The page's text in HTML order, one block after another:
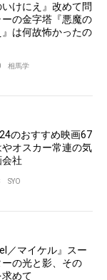
いけにえ』改めて問
ーの金字塔『悪魔の
』は何故怖かったの
相馬学
のおすすめ映画67
オスカー常連の気
社
SYO
／マイケル』スー
の光と影、その
求めて